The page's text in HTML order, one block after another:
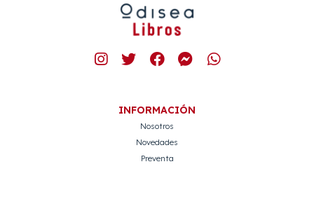
INFORMACIÓN
Nosotros
Novedades
Preventa